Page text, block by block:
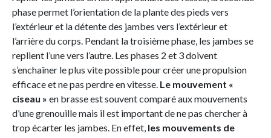
phase permet l’orientation de la plante des pieds vers
l’extérieur et la détente des jambes vers l’extérieur et
l’arrière du corps. Pendant la troisième phase, les jambes se
replient l’une vers l’autre. Les phases 2 et 3 doivent
s’enchaîner le plus vite possible pour créer une propulsion
efficace et ne pas perdre en vitesse. Le mouvement «
ciseau » en brasse est souvent comparé aux mouvements
d’une grenouille mais il est important de ne pas chercher à
trop écarter les jambes. En effet, les mouvements de